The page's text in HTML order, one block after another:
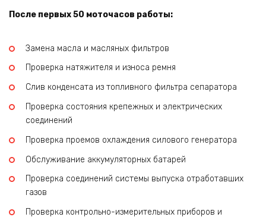
После первых 50 моточасов работы:
Замена масла и масляных фильтров
Проверка натяжителя и износа ремня
Слив конденсата из топливного фильтра сепаратора
Проверка состояния крепежных и электрических
соединений
Проверка проемов охлаждения силового генератора
Обслуживание аккумуляторных батарей
Проверка соединений системы выпуска отработавших
газов
Проверка контрольно-измерительных приборов и